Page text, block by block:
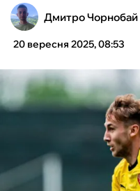
ТЕНІС
КІБЕРСПОРТ
ЧС-2026
Дмитро Чорнобай
20 вересня 2025, 08:53